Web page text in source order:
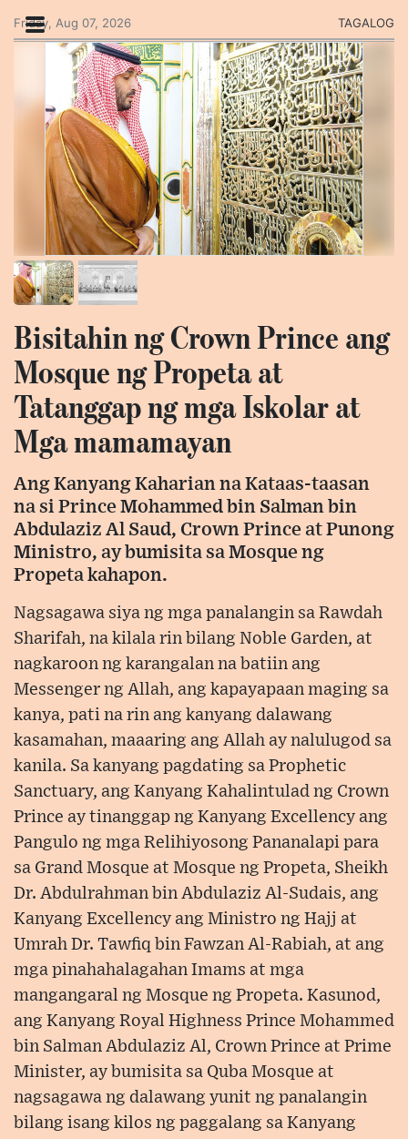
Friday, Aug 07, 2026 TAGALOG
Bisitahin ng Crown Prince ang
Mosque ng Propeta at
Tatanggap ng mga Iskolar at
Mga mamamayan
Ang Kanyang Kaharian na Kataas-taasan
na si Prince Mohammed bin Salman bin
Abdulaziz Al Saud, Crown Prince at Punong
Ministro, ay bumisita sa Mosque ng
Propeta kahapon.
Nagsagawa siya ng mga panalangin sa Rawdah
Sharifah, na kilala rin bilang Noble Garden, at
nagkaroon ng karangalan na batiin ang
Messenger ng Allah, ang kapayapaan maging sa
kanya, pati na rin ang kanyang dalawang
kasamahan, maaaring ang Allah ay nalulugod sa
kanila. Sa kanyang pagdating sa Prophetic
Sanctuary, ang Kanyang Kahalintulad ng Crown
Prince ay tinanggap ng Kanyang Excellency ang
Pangulo ng mga Relihiyosong Pananalapi para
sa Grand Mosque at Mosque ng Propeta, Sheikh
Dr. Abdulrahman bin Abdulaziz Al-Sudais, ang
Kanyang Excellency ang Ministro ng Hajj at
Umrah Dr. Tawfiq bin Fawzan Al-Rabiah, at ang
mga pinahahalagahan Imams at mga
mangangaral ng Mosque ng Propeta. Kasunod,
ang Kanyang Royal Highness Prince Mohammed
bin Salman Abdulaziz Al, Crown Prince at Prime
Minister, ay bumisita sa Quba Mosque at
nagsagawa ng dalawang yunit ng panalangin
bilang isang kilos ng paggalang sa Kanyang